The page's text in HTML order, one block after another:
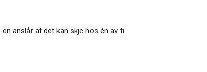
anslår at det kan skje hos én av ti.